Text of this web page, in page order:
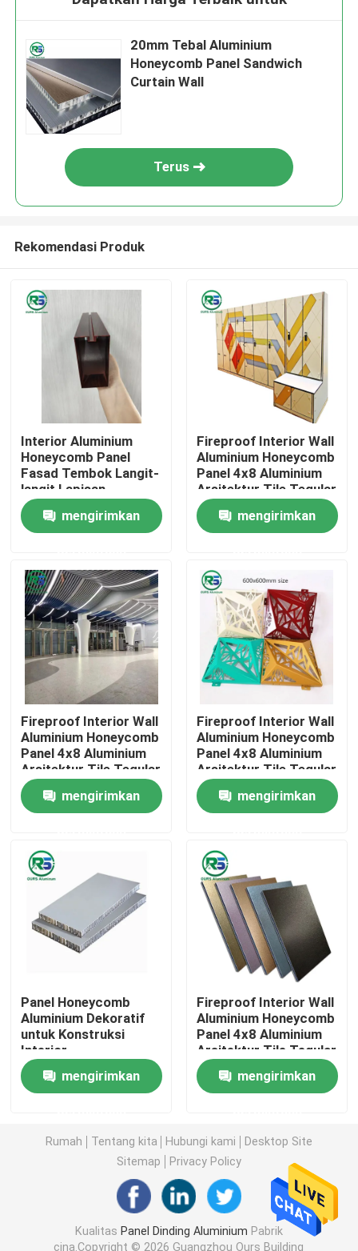
Rumah
Produk
Tampilan VR
Tentang kami
Tur Pabrik
Kontrol kualitas
Hubungi kami
Permintaan Penawaran
Panel Sarang Lebah Aluminium
Langit-langit Logam yang Ditangguhkan
Klip Di Langit-Langit Logam
Sistem Naungan Matahari Aluminium
Layar Dekoratif Aluminium
Railing Tangga Aluminium
Plafon Strip Aluminium
20mm Tebal Aluminium
Honeycomb Panel Sandwich
Curtain Wall
Terus
Rekomendasi Produk
Interior Aluminium
Honeycomb Panel
Fasad Tembok Langit-
langit Lapisan
Dekoratif Marmer Biji
mengirimkan
Fireproof Interior Wall
Aluminium Honeycomb
Panel 4x8 Aluminium
Arsitektur Tile Tegular
mengirimkan
Fireproof Interior Wall
Aluminium Honeycomb
Panel 4x8 Aluminium
Arsitektur Tile Tegular
mengirimkan
Fireproof Interior Wall
Aluminium Honeycomb
Panel 4x8 Aluminium
Arsitektur Tile Tegular
mengirimkan
Panel Honeycomb
Aluminium Dekoratif
untuk Konstruksi
Interior
mengirimkan
Fireproof Interior Wall
Aluminium Honeycomb
Panel 4x8 Aluminium
Arsitektur Tile Tegular
mengirimkan
Rumah Tentang kita Hubungi kami
Desktop Site
Sitemap
Privacy Policy
Kualitas Panel Dinding Aluminium Pabrik
cina.Copyright © 2026 Guangzhou Ours Building